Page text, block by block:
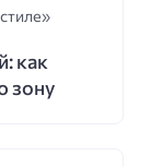
как
зону